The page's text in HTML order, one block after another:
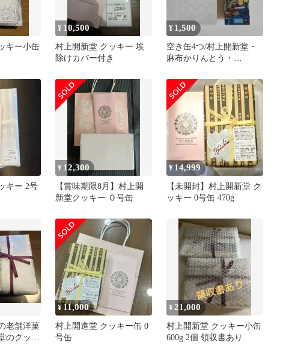
キー小缶
¥ 10,500
村上開新堂 クッキー 埃
除けカバー付き
¥ 1,500
空き缶4つ/村上開新堂・
麻布かりんとう・
キー 2号
¥ 12,300
【賞味期限8月】村上開
新堂クッキー ０号缶
¥14,999
【未開封】村上開新堂 ク
ッキー 0号缶 470g
老舗洋菓
のクッキ
¥11,000
村上開進堂 クッキー缶 0
号缶
¥ 21,000
村上開新堂 クッキー小缶
600g 2個 領収書あり